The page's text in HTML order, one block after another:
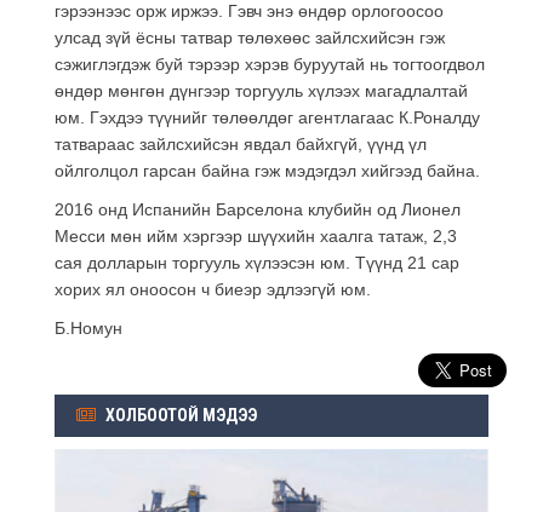
гэрээнээс орж иржээ. Гэвч энэ өндөр орлогоосоо
улсад зүй ёсны татвар төлөхөөс зайлсхийсэн гэж
сэжиглэгдэж буй тэрээр хэрэв буруутай нь тогтоогдвол
өндөр мөнгөн дүнгээр торгууль хүлээх магадлалтай
юм. Гэхдээ түүнийг төлөөлдөг агентлагаас К.Роналду
татвараас зайлсхийсэн явдал байхгүй, үүнд үл
ойлголцол гарсан байна гэж мэдэгдэл хийгээд байна.
2016 онд Испанийн Барселона клубийн од Лионел
Месси мөн ийм хэргээр шүүхийн хаалга татаж, 2,3
сая долларын торгууль хүлээсэн юм. Түүнд 21 сар
хорих ял оноосон ч биеэр эдлээгүй юм.
Б.Номун
ХОЛБООТОЙ МЭДЭЭ